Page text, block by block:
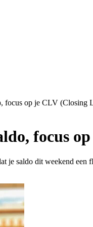
focus op je CLV (Closing
focus
je saldo dit weekend